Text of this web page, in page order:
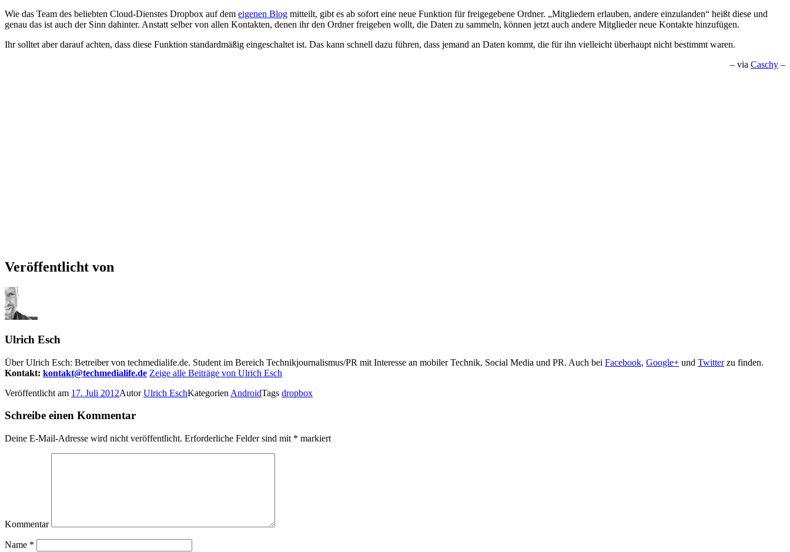
Wie das Team des beliebten Cloud-Dienstes Dropbox auf dem eigenen Blog mitteilt, gibt es ab sofort eine neue Funktion für freigegebene Ordner. „Mitgliedern erlauben, andere einzulanden“ heißt diese und
genau das ist auch der Sinn dahinter. Anstatt selber von allen Kontakten, denen ihr den Ordner freigeben wollt, die Daten zu sammeln, können jetzt auch andere Mitglieder neue Kontakte hinzufügen.
Ihr solltet aber darauf achten, dass diese Funktion standardmäßig eingeschaltet ist. Das kann schnell dazu führen, dass jemand an Daten kommt, die für ihn vielleicht überhaupt nicht bestimmt waren.
– via Caschy –
Veröffentlicht von
Ulrich Esch
Über Ulrich Esch: Betreiber von techmedialife.de. Student im Bereich Technikjournalismus/PR mit Interesse an mobiler Technik, Social Media und PR. Auch bei Facebook, Google+ und Twitterzu finden.
Kontakt: kontakt@techmedialife.de Zeige alle Beiträge von Ulrich Esch
Veröffentlicht am 17. Juli 2012AutorUlrich EschKategorien AndroidTags dropbox
Schreibe einen Kommentar
Deine E-Mail-Adresse wird nicht veröffentlicht. Erforderliche Felder sind mit * markiert
Kommentar
Name *